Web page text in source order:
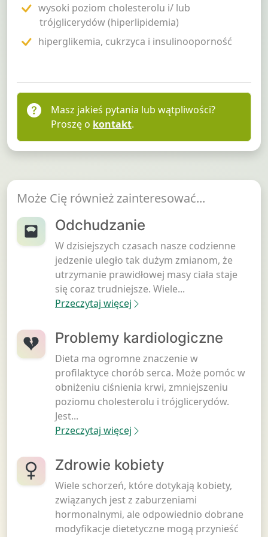
wysoki poziom cholesterolu i/ lub
trójglicerydów (hiperlipidemia)
hiperglikemia, cukrzyca i insulinooporność
Masz jakieś pytania lub wątpliwości?
Proszę o kontakt.
Może Cię również zainteresować...
Odchudzanie
W dzisiejszych czasach nasze codzienne
jedzenie uległo tak dużym zmianom, że
utrzymanie prawidłowej masy ciała staje
się coraz trudniejsze. Wiele...
Przeczytaj więcej
Problemy kardiologiczne
Dieta ma ogromne znaczenie w
profilaktyce chorób serca. Może pomóc w
obniżeniu ciśnienia krwi, zmniejszeniu
poziomu cholesterolu i trójglicerydów.
Jest...
Przeczytaj więcej
Zdrowie kobiety
Wiele schorzeń, które dotykają kobiety,
związanych jest z zaburzeniami
hormonalnymi, ale odpowiednio dobrane
modyfikacje dietetyczne mogą przynieść